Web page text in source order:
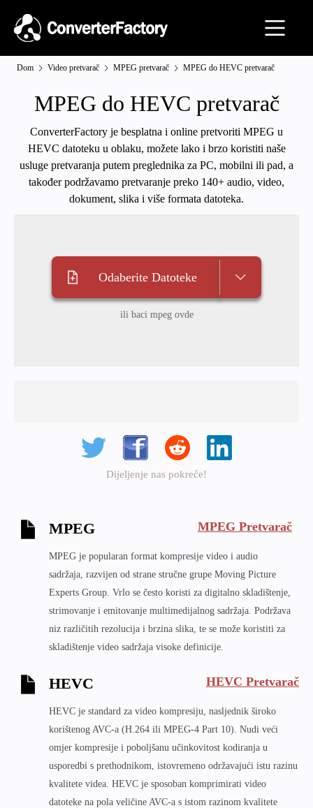
Dom Video pretvarač MPEG pretvarač MPEG do HEVC pretvarač
MPEG do HEVC pretvarač
ConverterFactory je besplatna i online pretvoriti MPEG u
HEVC datoteku u oblaku, možete lako i brzo koristiti naše
usluge pretvaranja putem preglednika za PC, mobilni ili pad, a
također podržavamo pretvaranje preko 140+ audio, video,
dokument, slika i više formata datoteka.
Odaberite Datoteke
ili baci mpeg ovde
Dijeljenje nas pokreće!
MPEG MPEG Pretvarač
MPEG je popularan format kompresije video i audio
sadržaja, razvijen od strane stručne grupe Moving Picture
Experts Group. Vrlo se često koristi za digitalno skladištenje,
strimovanje i emitovanje multimedijalnog sadržaja. Podržava
niz različitih rezolucija i brzina slika, te se može koristiti za
skladištenje video sadržaja visoke definicije.
HEVC HEVC Pretvarač
HEVC je standard za video kompresiju, nasljednik široko
korištenog AVC-a (H.264 ili MPEG-4 Part 10). Nudi veći
omjer kompresije i poboljšanu učinkovitost kodiranja u
usporedbi s prethodnikom, istovremeno održavajući istu razinu
kvalitete videa. HEVC je sposoban komprimirati video
datoteke na pola veličine AVC-a s istom razinom kvalitete